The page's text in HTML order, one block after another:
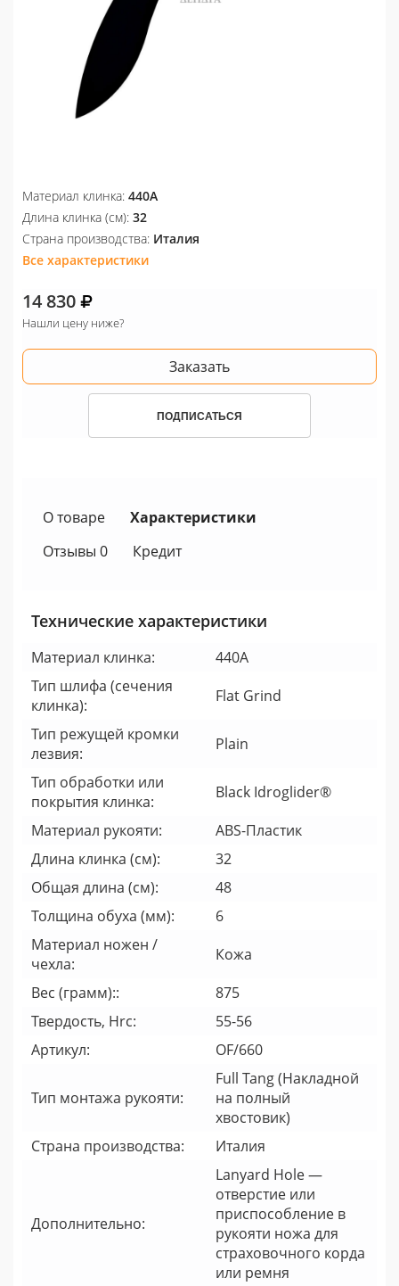
Материал клинка: 440A
Длина клинка (см): 32
Страна производства: Италия
Все характеристики
14 830
Нашли цену ниже?
Заказать
ПОДПИСАТЬСЯ
О товаре
Характеристики
Отзывы 0
Кредит
Технические характеристики
Материал клинка:
440A
Тип шлифа (сечения
клинка):
Flat Grind
Тип режущей кромки
лезвия:
Plain
Тип обработки или
покрытия клинка:
Black Idroglider®
Материал рукояти:
ABS-Пластик
Длина клинка (см):
32
Общая длина (см):
48
Толщина обуха (мм):
6
Материал ножен /
чехла:
Кожа
Вес (грамм)::
875
Твердость, Hrc:
55-56
Артикул:
OF/660
Тип монтажа рукояти:
Full Tang (Накладной
на полный
хвостовик)
Страна производства:
Италия
Дополнительно:
Lanyard Hole —
отверстие или
приспособление в
рукояти ножа для
страховочного корда
или ремня